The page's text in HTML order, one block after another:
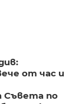
от час и
Съвета по